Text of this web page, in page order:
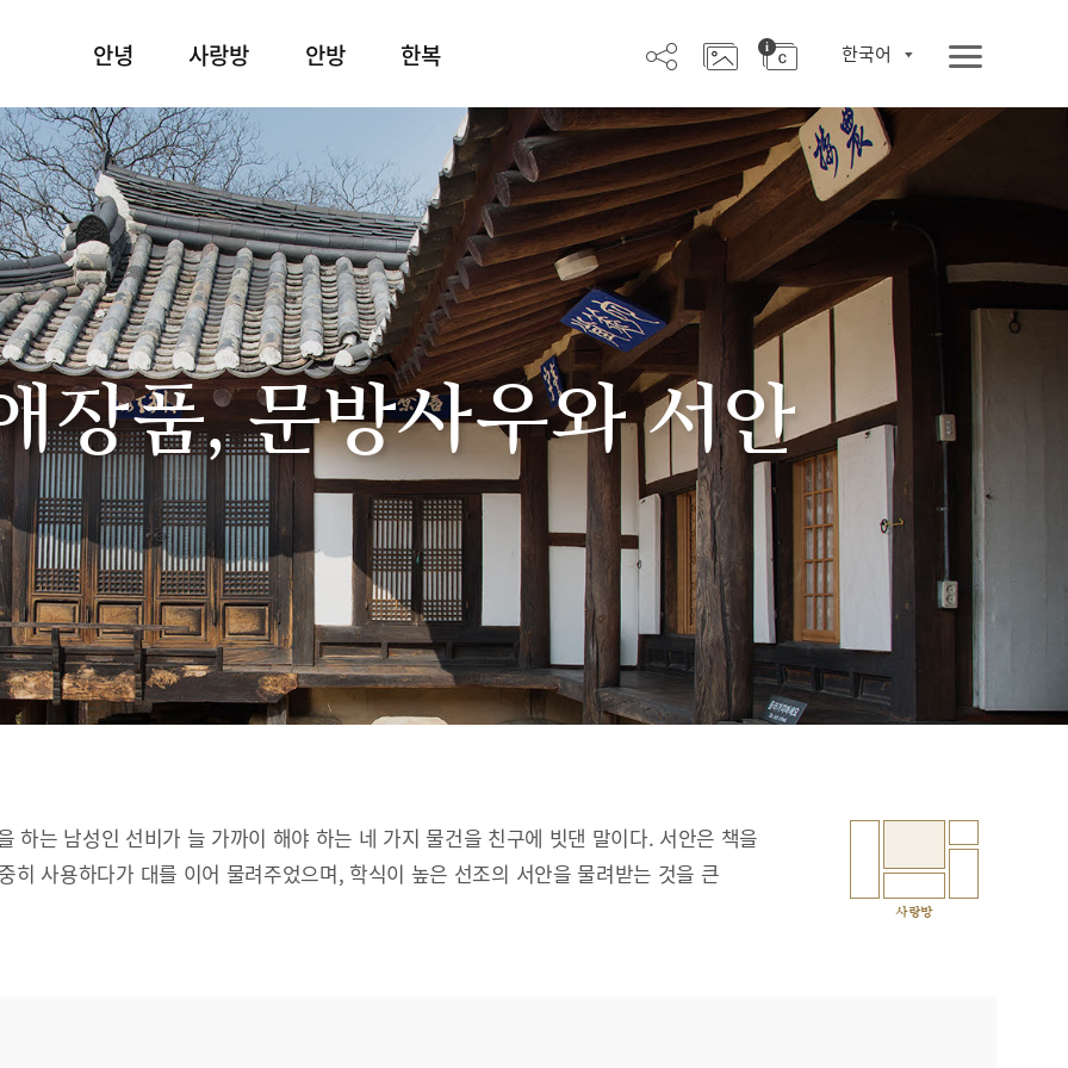
안녕 사랑방 안방 한복 한국어
장품, 문방사우와 서안
사랑방
하는 남성인 선비가 늘 가까이 해야 하는 네 가지 물건을 친구에 빗댄 말이다. 서안은 책을
히 사용하다가 대를 이어 물려주었으며, 학식이 높은 선조의 서안을 물려받는 것을 큰